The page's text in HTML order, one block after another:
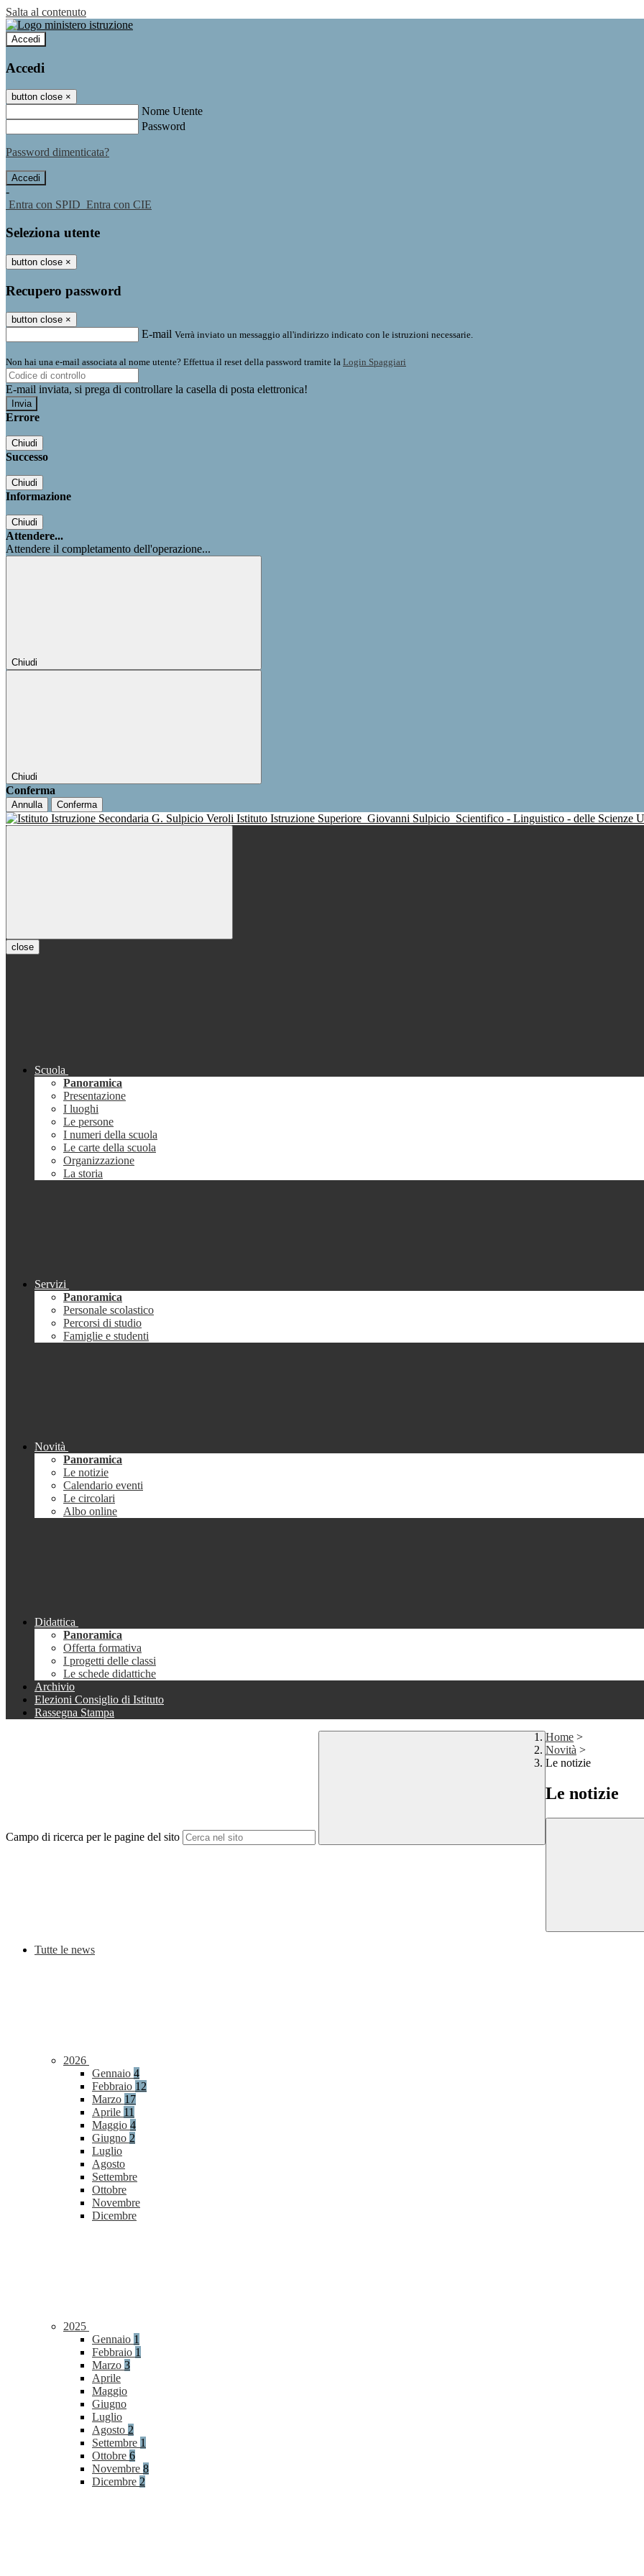
Salta al contenuto
Accedi
Accedi
button close ×
Nome Utente
Password
Password dimenticata?
-
Entra con SPID Entra con CIE
Seleziona utente
button close ×
Recupero password
button close ×
E-mail Verrà inviato un messaggio all'indirizzo indicato con le istruzioni necessarie.
Non hai una e-mail associata al nome utente? Effettua il reset della password tramite la Login Spaggiari
E-mail inviata, si prega di controllare la casella di posta elettronica!
Errore
Chiudi
Successo
Chiudi
Informazione
Chiudi
Attendere...
Attendere il completamento dell'operazione...
Chiudi
Chiudi
Conferma
Annulla Conferma
Istituto Istruzione Superiore Giovanni Sulpicio Scientifico - Linguistico - delle Scienze
close
Scuola
Panoramica
Presentazione
I luoghi
Le persone
I numeri della scuola
Le carte della scuola
Organizzazione
La storia
Servizi
Panoramica
Personale scolastico
Percorsi di studio
Famiglie e studenti
Novità
Panoramica
Le notizie
Calendario eventi
Le circolari
Albo online
Didattica
Panoramica
Offerta formativa
I progetti delle classi
Le schede didattiche
Archivio
Elezioni Consiglio di Istituto
Rassegna Stampa
Campo di ricerca per le pagine del sito
Home >
Novità >
Le notizie
Le notizie
Tutte le news
2026
Gennaio 4
Febbraio 12
Marzo 17
Aprile 11
Maggio 4
Giugno 2
Luglio
Agosto
Settembre
Ottobre
Novembre
Dicembre
2025
Gennaio 1
Febbraio 1
Marzo 3
Aprile
Maggio
Giugno
Luglio
Agosto 2
Settembre 1
Ottobre 6
Novembre 8
Dicembre 2